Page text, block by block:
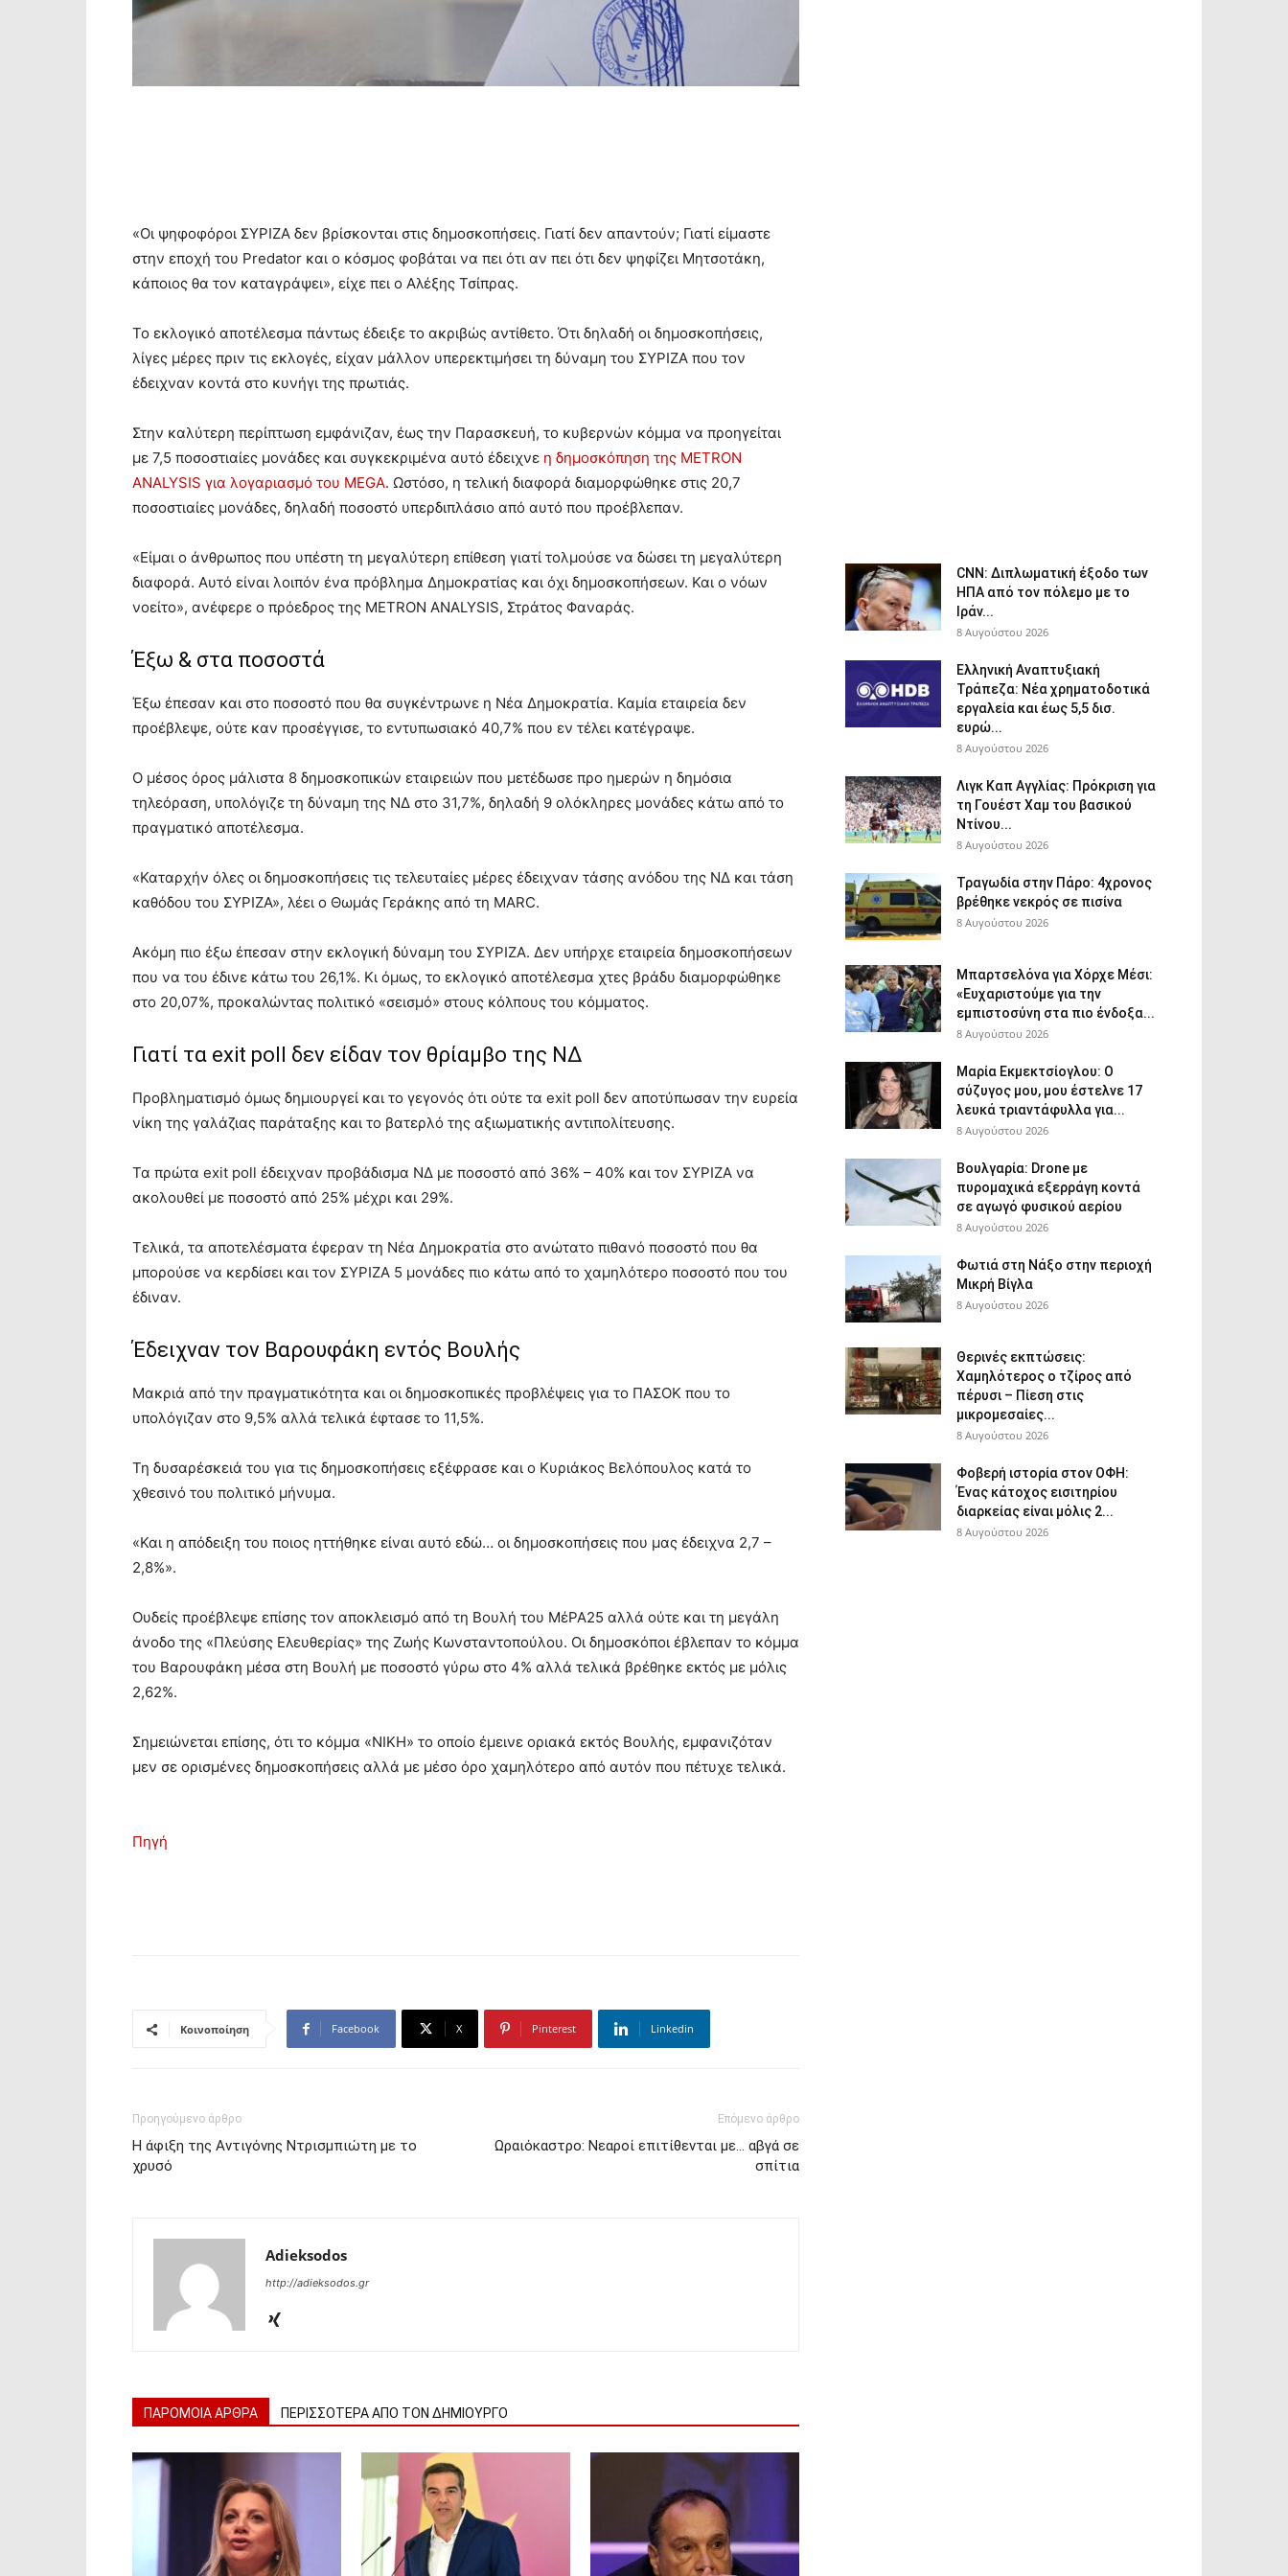
«Οι ψηφοφόροι ΣΥΡΙΖΑ δεν βρίσκονται στις δημοσκοπήσεις. Γιατί δεν απαντούν; Γιατί είμαστε
στην εποχή του Predator και ο κόσμος φοβάται να πει ότι αν πει ότι δεν ψηφίζει Μητσοτάκη,
κάποιος θα τον καταγράψει», είχε πει ο Αλέξης Τσίπρας.
Το εκλογικό αποτέλεσμα πάντως έδειξε το ακριβώς αντίθετο. Ότι δηλαδή οι δημοσκοπήσεις,
λίγες μέρες πριν τις εκλογές, είχαν μάλλον υπερεκτιμήσει τη δύναμη του ΣΥΡΙΖΑ που τον
έδειχναν κοντά στο κυνήγι της πρωτιάς.
Στην καλύτερη περίπτωση εμφάνιζαν, έως την Παρασκευή, το κυβερνών κόμμα να προηγείται
με 7,5 ποσοστιαίες μονάδες και συγκεκριμένα αυτό έδειχνε η δημοσκόπηση της METRΟN
ANALYSIS για λογαριασμό του MEGA. Ωστόσο, η τελική διαφορά διαμορφώθηκε στις 20,7
ποσοστιαίες μονάδες, δηλαδή ποσοστό υπερδιπλάσιο από αυτό που προέβλεπαν.
«Είμαι ο άνθρωπος που υπέστη τη μεγαλύτερη επίθεση γιατί τολμούσε να δώσει τη μεγαλύτερη
διαφορά. Αυτό είναι λοιπόν ένα πρόβλημα Δημοκρατίας και όχι δημοσκοπήσεων. Και ο νόων
νοείτο», ανέφερε ο πρόεδρος της METRON ANALYSIS, Στράτος Φαναράς.
Έξω & στα ποσοστά
Έξω έπεσαν και στο ποσοστό που θα συγκέντρωνε η Νέα Δημοκρατία. Καμία εταιρεία δεν
προέβλεψε, ούτε καν προσέγγισε, το εντυπωσιακό 40,7% που εν τέλει κατέγραψε.
Ο μέσος όρος μάλιστα 8 δημοσκοπικών εταιρειών που μετέδωσε προ ημερών η δημόσια
τηλεόραση, υπολόγιζε τη δύναμη της ΝΔ στο 31,7%, δηλαδή 9 ολόκληρες μονάδες κάτω από το
πραγματικό αποτέλεσμα.
«Καταρχήν όλες οι δημοσκοπήσεις τις τελευταίες μέρες έδειχναν τάσης ανόδου της ΝΔ και τάση
καθόδου του ΣΥΡΙΖΑ», λέει ο Θωμάς Γεράκης από τη MARC.
Ακόμη πιο έξω έπεσαν στην εκλογική δύναμη του ΣΥΡΙΖΑ. Δεν υπήρχε εταιρεία δημοσκοπήσεων
που να του έδινε κάτω του 26,1%. Κι όμως, το εκλογικό αποτέλεσμα χτες βράδυ διαμορφώθηκε
στο 20,07%, προκαλώντας πολιτικό «σεισμό» στους κόλπους του κόμματος.
Γιατί τα exit poll δεν είδαν τον θρίαμβο της ΝΔ
Προβληματισμό όμως δημιουργεί και το γεγονός ότι ούτε τα exit poll δεν αποτύπωσαν την ευρεία
νίκη της γαλάζιας παράταξης και το βατερλό της αξιωματικής αντιπολίτευσης.
Τα πρώτα exit poll έδειχναν προβάδισμα ΝΔ με ποσοστό από 36% – 40% και τον ΣΥΡΙΖΑ να
ακολουθεί με ποσοστό από 25% μέχρι και 29%.
Τελικά, τα αποτελέσματα έφεραν τη Νέα Δημοκρατία στο ανώτατο πιθανό ποσοστό που θα
μπορούσε να κερδίσει και τον ΣΥΡΙΖΑ 5 μονάδες πιο κάτω από το χαμηλότερο ποσοστό που του
έδιναν.
Έδειχναν τον Βαρουφάκη εντός Βουλής
Μακριά από την πραγματικότητα και οι δημοσκοπικές προβλέψεις για το ΠΑΣΟΚ που το
υπολόγιζαν στο 9,5% αλλά τελικά έφτασε το 11,5%.
Τη δυσαρέσκειά του για τις δημοσκοπήσεις εξέφρασε και ο Κυριάκος Βελόπουλος κατά το
χθεσινό του πολιτικό μήνυμα.
«Και η απόδειξη του ποιος ηττήθηκε είναι αυτό εδώ… οι δημοσκοπήσεις που μας έδειχνα 2,7 –
2,8%».
Ουδείς προέβλεψε επίσης τον αποκλεισμό από τη Βουλή του ΜέΡΑ25 αλλά ούτε και τη μεγάλη
άνοδο της «Πλεύσης Ελευθερίας» της Ζωής Κωνσταντοπούλου. Οι δημοσκόποι έβλεπαν το κόμμα
του Βαρουφάκη μέσα στη Βουλή με ποσοστό γύρω στο 4% αλλά τελικά βρέθηκε εκτός με μόλις
2,62%.
Σημειώνεται επίσης, ότι το κόμμα «ΝΙΚΗ» το οποίο έμεινε οριακά εκτός Βουλής, εμφανιζόταν
μεν σε ορισμένες δημοσκοπήσεις αλλά με μέσο όρο χαμηλότερο από αυτόν που πέτυχε τελικά.
Πηγή
Κοινοποίηση Facebook X Pinterest Linkedin
Προηγούμενο άρθρο
Η άφιξη της Αντιγόνης Ντρισμπιώτη με το
χρυσό
Επόμενο άρθρο
Ωραιόκαστρο: Νεαροί επιτίθενται με… αβγά σε
σπίτια
Adieksodos
http://adieksodos.gr
ΠΑΡΟΜΟΙΑ ΑΡΘΡΑ ΠΕΡΙΣΣΟΤΕΡΑ ΑΠΟ ΤΟΝ ΔΗΜΙΟΥΡΓΟ
CNN: Διπλωματική έξοδο των
ΗΠΑ από τον πόλεμο με το
Ιράν...
8 Αυγούστου 2026
Ελληνική Αναπτυξιακή
Τράπεζα: Νέα χρηματοδοτικά
εργαλεία και έως 5,5 δισ.
ευρώ...
8 Αυγούστου 2026
Λιγκ Καπ Αγγλίας: Πρόκριση για
τη Γουέστ Χαμ του βασικού
Ντίνου...
8 Αυγούστου 2026
Τραγωδία στην Πάρο: 4χρονος
βρέθηκε νεκρός σε πισίνα
8 Αυγούστου 2026
Μπαρτσελόνα για Χόρχε Μέσι:
«Ευχαριστούμε για την
εμπιστοσύνη στα πιο ένδοξα...
8 Αυγούστου 2026
Μαρία Εκμεκτσίογλου: O
σύζυγος μου, μου έστελνε 17
λευκά τριαντάφυλλα για...
8 Αυγούστου 2026
Βουλγαρία: Drone με
πυρομαχικά εξερράγη κοντά
σε αγωγό φυσικού αερίου
8 Αυγούστου 2026
Φωτιά στη Νάξο στην περιοχή
Μικρή Βίγλα
8 Αυγούστου 2026
Θερινές εκπτώσεις:
Χαμηλότερος ο τζίρος από
πέρυσι – Πίεση στις
μικρομεσαίες...
8 Αυγούστου 2026
Φοβερή ιστορία στον ΟΦΗ:
Ένας κάτοχος εισιτηρίου
διαρκείας είναι μόλις 2...
8 Αυγούστου 2026